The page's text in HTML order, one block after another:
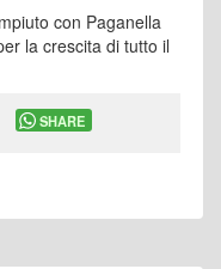
con Paganella
la crescita di tutto il
SHARE